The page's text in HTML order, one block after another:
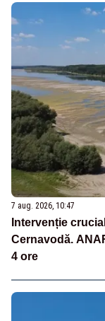
7 aug. 2026, 10:47
Intervenție
Cernavodă.
4 ore